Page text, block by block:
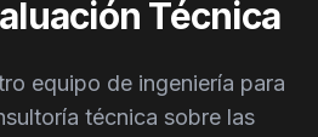
Técnica
equipo de ingeniería para
técnica sobre las